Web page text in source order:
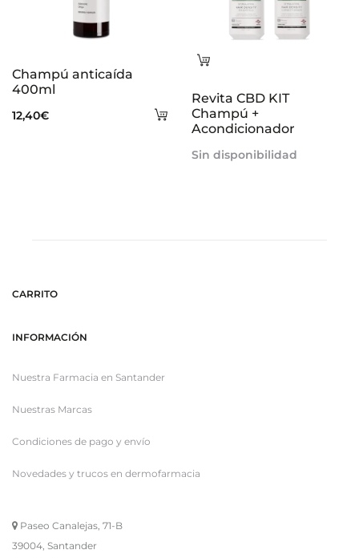
Añadir
carrito
Champú anticaída
400ml
12,40€
Leer
Revita CBD KIT
Champú +
Acondicionador
Sin disponibilidad
CARRITO
INFORMACIÓN
Nuestra Farmacia en Santander
Nuestras Marcas
Condiciones de pago y envío
Novedades y trucos en dermofarmacia
Paseo Canalejas, 71-B
39004, Santander